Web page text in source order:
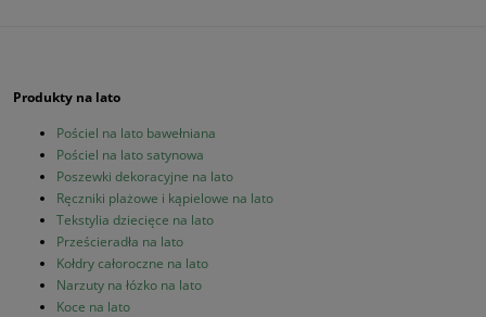
Produkty na lato
Pościel na lato bawełniana
Pościel na lato satynowa
Poszewki dekoracyjne na lato
Ręczniki plażowe i kąpielowe na lato
Tekstylia dziecięce na lato
Prześcieradła na lato
Kołdry całoroczne na lato
Narzuty na łózko na lato
Koce na lato